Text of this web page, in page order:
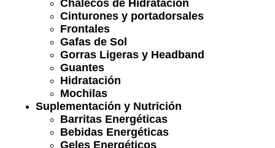
Chalecos de Hidratación
Cinturones y portadorsales
Frontales
Gafas de Sol
Gorras Ligeras y Headband
Guantes
Hidratación
Mochilas
Suplementación y Nutrición
Barritas Energéticas
Bebidas Energéticas
Geles Energéticos